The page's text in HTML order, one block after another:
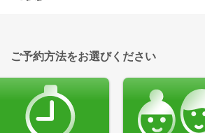
ご予約方法をお選びください